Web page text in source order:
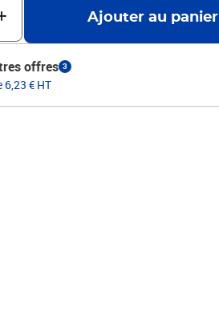
Ajouter au panier
offres 3
6,23 € HT